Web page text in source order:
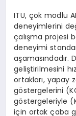
ITU, çok modlu
deneyimlerini
çalışma projesi
deneyimi
geliştirilmesini
ortakları, yapay
göstergelerini
göstergeleriyle
için ortak çaba